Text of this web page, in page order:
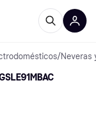
/Neveras